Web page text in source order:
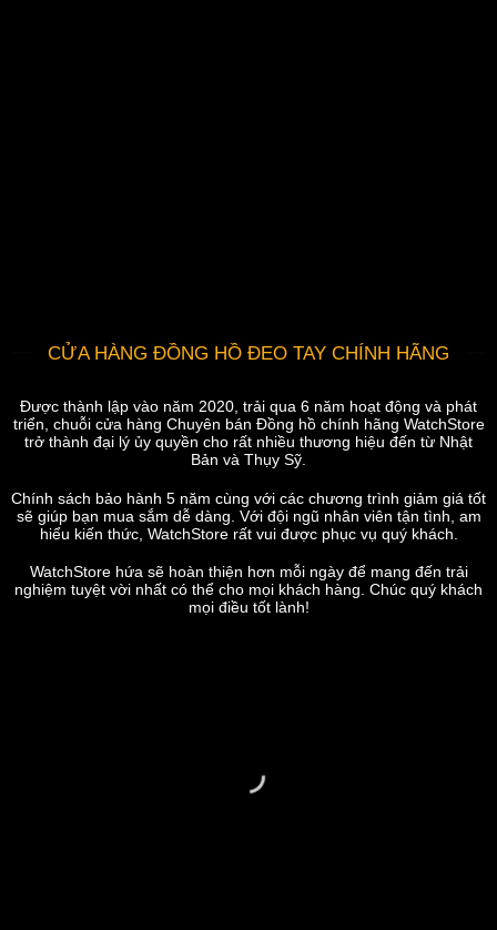
CỬA HÀNG ĐỒNG HỒ ĐEO TAY CHÍNH HÃNG
Được thành lập vào năm 2020, trải qua 6 năm hoạt động và phát
triển, chuỗi cửa hàng Chuyên bán Đồng hồ chính hãng WatchStore
trở thành đại lý ủy quyền cho rất nhiều thương hiệu đến từ Nhật
Bản và Thụy Sỹ.
Chính sách bảo hành 5 năm cùng với các chương trình giảm giá tốt
sẽ giúp bạn mua sắm dễ dàng. Với đội ngũ nhân viên tận tình, am
hiểu kiến thức, WatchStore rất vui được phục vụ quý khách.
WatchStore hứa sẽ hoàn thiện hơn mỗi ngày để mang đến trải
nghiệm tuyệt vời nhất có thể cho mọi khách hàng. Chúc quý khách
mọi điều tốt lành!